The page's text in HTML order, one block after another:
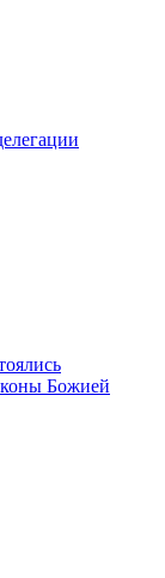
Божией